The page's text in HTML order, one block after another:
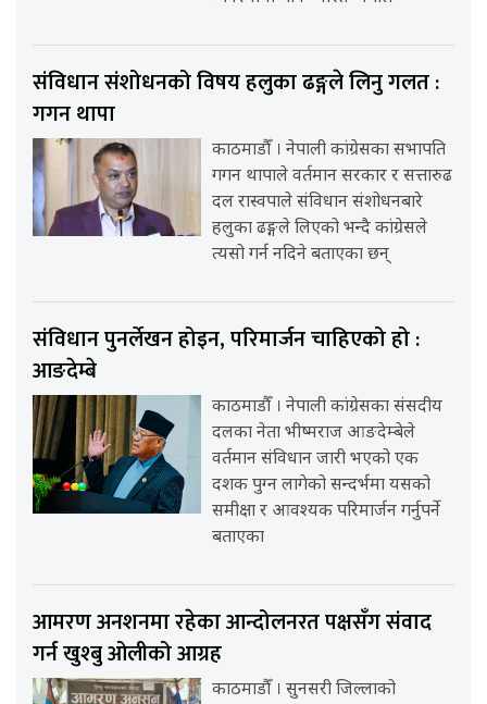
संविधान संशोधनको विषय हलुका ढङ्गले लिनु गलत :
गगन थापा
काठमाडौँ । नेपाली कांग्रेसका सभापति
गगन थापाले वर्तमान सरकार र सत्तारुढ
दल रास्वपाले संविधान संशोधनबारे
हलुका ढङ्गले लिएको भन्दै कांग्रेसले
त्यसो गर्न नदिने बताएका छन्
संविधान पुनर्लेखन होइन, परिमार्जन चाहिएको हो :
आङदेम्बे
काठमाडौँ । नेपाली कांग्रेसका संसदीय
दलका नेता भीष्मराज आङदेम्बेले
वर्तमान संविधान जारी भएको एक
दशक पुग्न लागेको सन्दर्भमा यसको
समीक्षा र आवश्यक परिमार्जन गर्नुपर्ने
बताएका
आमरण अनशनमा रहेका आन्दोलनरत पक्षसँग संवाद
गर्न खुश्बु ओलीको आग्रह
काठमाडौँ । सुनसरी जिल्लाको